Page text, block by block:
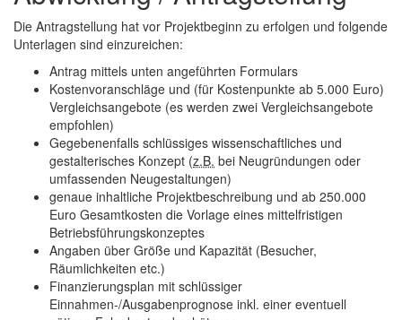
Die Antragstellung hat vor Projektbeginn zu erfolgen und folgende
Unterlagen sind einzureichen:
Antrag mittels unten angeführten Formulars
Kostenvoranschläge und (für Kostenpunkte ab 5.000 Euro)
Vergleichsangebote (es werden zwei Vergleichsangebote
empfohlen)
Gegebenenfalls schlüssiges wissenschaftliches und
gestalterisches Konzept (z.B. bei Neugründungen oder
umfassenden Neugestaltungen)
genaue inhaltliche Projektbeschreibung und ab 250.000
Euro Gesamtkosten die Vorlage eines mittelfristigen
Betriebsführungskonzeptes
Angaben über Größe und Kapazität (Besucher,
Räumlichkeiten etc.)
Finanzierungsplan mit schlüssiger
Einnahmen-/Ausgabenprognose inkl. einer eventuell